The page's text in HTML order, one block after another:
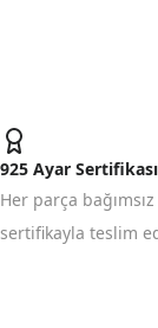
925 Ayar Sertifikası
Her parça
sertifikayla teslim